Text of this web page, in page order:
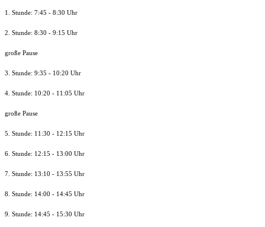
1. Stunde: 7:45 - 8:30 Uhr
2. Stunde: 8:30 - 9:15 Uhr
große Pause
3. Stunde: 9:35 - 10:20 Uhr
4. Stunde: 10:20 - 11:05 Uhr
große Pause
5. Stunde: 11:30 - 12:15 Uhr
6. Stunde: 12:15 - 13:00 Uhr
7. Stunde: 13:10 - 13:55 Uhr
8. Stunde: 14:00 - 14:45 Uhr
9. Stunde: 14:45 - 15:30 Uhr